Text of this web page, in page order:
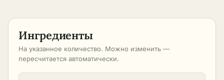
Ингредиенты
На указанное количество. Можно изменить —
пересчитается автоматически.